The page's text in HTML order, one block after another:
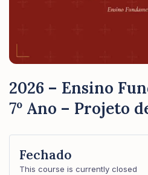
2026 – Ensino
7º Ano – Projeto
Fechado
This course is currently closed